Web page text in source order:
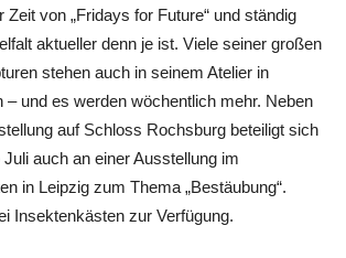
Zeit von „Fridays for Future“ und ständig
aktueller denn je ist. Viele seiner großen
stehen auch in seinem Atelier in
– und es werden wöchentlich mehr. Neben
auf Schloss Rochsburg beteiligt sich
auch an einer Ausstellung im
in Leipzig zum Thema „Bestäubung“.
Insektenkästen zur Verfügung.